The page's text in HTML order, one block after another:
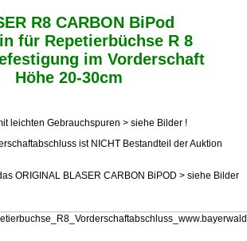
R8 CARBON BiPod
für Repetierbüchse R 8
im Vorderschaft
Höhe 20-30cm
leichten Gebrauchspuren > siehe Bilder !
ist NICHT Bestandteil der Auktion
ORIGINAL BLASER CARBON BiPOD > siehe Bilder